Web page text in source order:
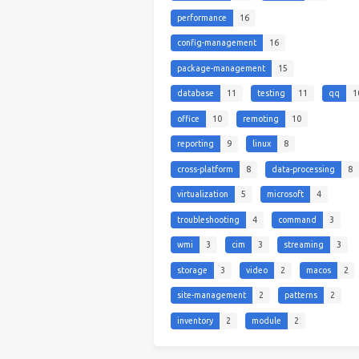
performance 16
config-management 16
package-management 15
database 11 testing 11 qq
office 10 remoting 10
reporting 9 linux 8
cross-platform 8 data-processing 8
virtualization 5 microsoft 4
troubleshooting 4 command 3
wmi 3 cim 3 streaming 3
storage 3 video 2 macos 2
site-management 2 patterns 2
inventory 2 module 2